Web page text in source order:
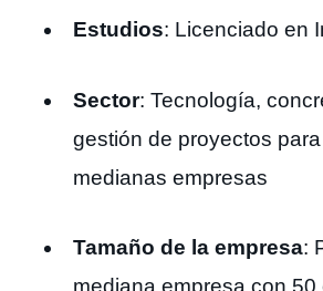
Estudios: Licenciado en
Sector: Tecnología,
gestión de proyectos
medianas empresas
Tamaño de la empresa:
mediana empresa con 50